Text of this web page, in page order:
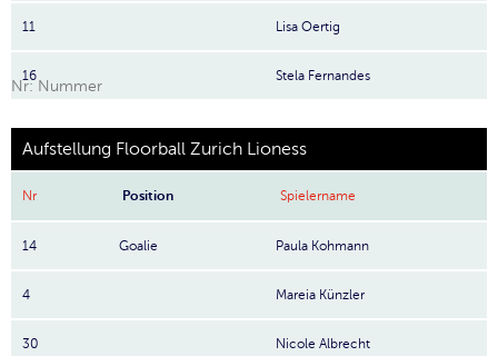
11 Lisa Oertig
16 Stela Fernandes
Nr: Nummer
Aufstellung Floorball Zurich Lioness
Nr Position Spielername
14 Goalie Paula Kohmann
4 Mareia Künzler
30 Nicole Albrecht